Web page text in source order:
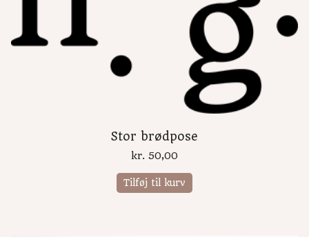
Stor brødpose
kr. 50,00
Tilføj til kurv